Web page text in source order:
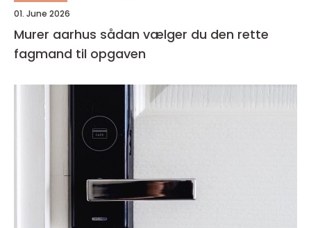
01. June 2026
Murer aarhus sådan vælger du den rette
fagmand til opgaven